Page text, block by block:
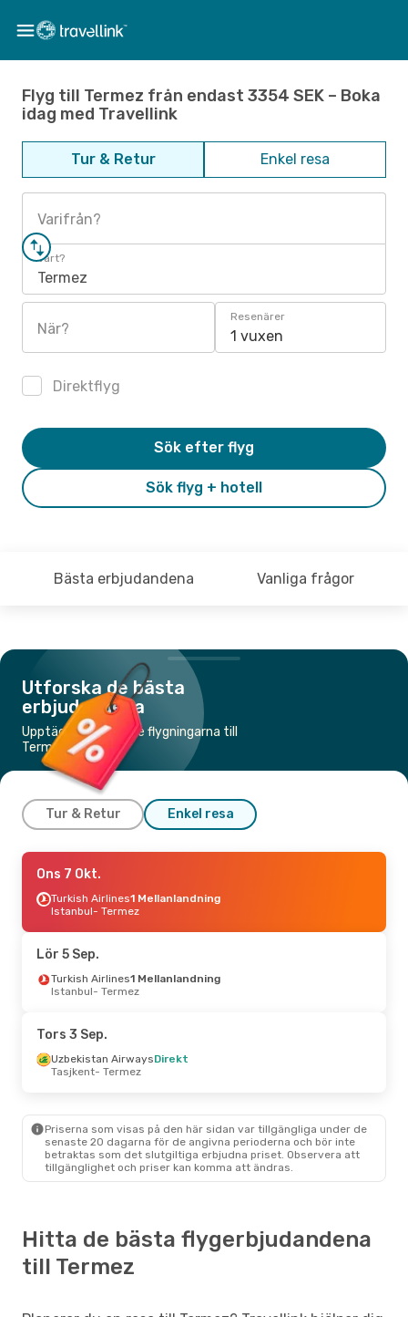
Flyg till Termez från endast 3354 SEK – Boka
idag med Travellink
Tur & Retur Enkel resa
Varifrån?
Vart?
Termez
När?
Resenärer
1 vuxen
Direktflyg
Sök flyg + hotell
Sök efter flyg
Bästa erbjudandena Vanliga frågor
Utforska de bästa
erbjudandena
Upptäck de billigaste flygningarna till
Termez
Tur & Retur Enkel resa
Ons 9 Sep.
Qatar Airways2 Mellanlandningar
London- Termez
2 Mellanlandningar
Termez- London
Ons 7 Okt.
Turkish Airlines1 Mellanlandning
Istanbul- Termez
Lör 5 Sep.
Turkish Airlines1 Mellanlandning
Istanbul- Termez
Tors 3 Sep.
Uzbekistan AirwaysDirekt
Tasjkent- Termez
Priserna som visas på den här sidan var tillgängliga under de
senaste 20 dagarna för de angivna perioderna och bör inte
betraktas som det slutgiltiga erbjudna priset. Observera att
tillgänglighet och priser kan komma att ändras.
Hitta de bästa flygerbjudandena
till Termez